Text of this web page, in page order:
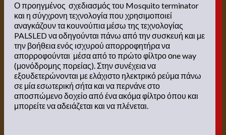
Ο προηγμένος σχεδιασμός του Mosquito terminator
και η σύγχρονη τεχνολογία που χρησιμοποιεί
αναγκάζουν τα κουνούπια μέσω της τεχνολογίας
PALSLED να οδηγούνται πάνω από την συσκευή και με
την βοήθεια ενός ισχυρού απορροφητήρα να
απορροφούνται μέσα από το πρώτο φίλτρο οne way
(μονόδρομης πορείας). Στην συνέχεια να
εξουδετερώνονται με ελάχιστο ηλεκτρικό ρεύμα πάνω
σε μία εσωτερική σήτα και να περνάνε στο
αποσπώμενο δοχείο από ένα ακόμα φίλτρο όπου και
μπορείτε να αδειάζεται και να πλένεται.